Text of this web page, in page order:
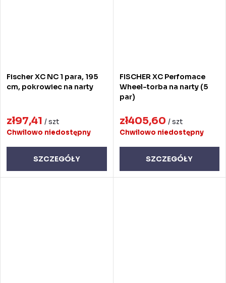
Fischer XC NC 1 para, 195
cm, pokrowiec na narty
zł97,41 / szt
Chwilowo niedostępny
SZCZEGÓŁY
FISCHER XC Perfomace
Wheel-torba na narty (5
par)
zł405,60 / szt
Chwilowo niedostępny
SZCZEGÓŁY